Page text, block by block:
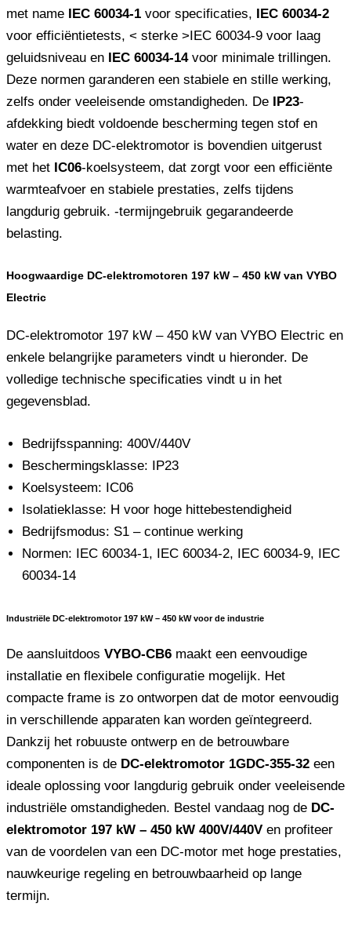
met name IEC 60034-1 voor specificaties, IEC 60034-2
voor efficiëntietests, < sterke >IEC 60034-9 voor laag
geluidsniveau en IEC 60034-14voor minimale trillingen.
Deze normen garanderen een stabiele en stille werking,
zelfs onder veeleisende omstandigheden. De IP23-
afdekking biedt voldoende bescherming tegen stof en
water en deze DC-elektromotor is bovendien uitgerust
met het IC06-koelsysteem, dat zorgt voor een efficiënte
warmteafvoer en stabiele prestaties, zelfs tijdens
langdurig gebruik. -termijngebruik gegarandeerde
belasting.
Hoogwaardige DC-elektromotoren 197 kW – 450 kW van VYBO
Electric
DC-elektromotor 197 kW – 450 kW van VYBO Electric en
enkele belangrijke parameters vindt u hieronder. De
volledige technische specificaties vindt u in het
gegevensblad.
Bedrijfsspanning: 400V/440V
Beschermingsklasse: IP23
Koelsysteem: IC06
Isolatieklasse: H voor hoge hittebestendigheid
Bedrijfsmodus: S1 – continue werking
Normen: IEC 60034-1, IEC 60034-2, IEC 60034-9, IEC
60034-14
Industriële DC-elektromotor 197 kW – 450 kW voor de industrie
De aansluitdoos VYBO-CB6 maakt een eenvoudige
installatie en flexibele configuratie mogelijk. Het
compacte frame is zo ontworpen dat de motor eenvoudig
in verschillende apparaten kan worden geïntegreerd.
Dankzij het robuuste ontwerp en de betrouwbare
componenten is de DC-elektromotor 1GDC-355-32 een
ideale oplossing voor langdurig gebruik onder veeleisende
industriële omstandigheden. Bestel vandaag nog de DC-
elektromotor 197 kW – 450 kW 400V/440V en profiteer
van de voordelen van een DC-motor met hoge prestaties,
nauwkeurige regeling en betrouwbaarheid op lange
termijn.